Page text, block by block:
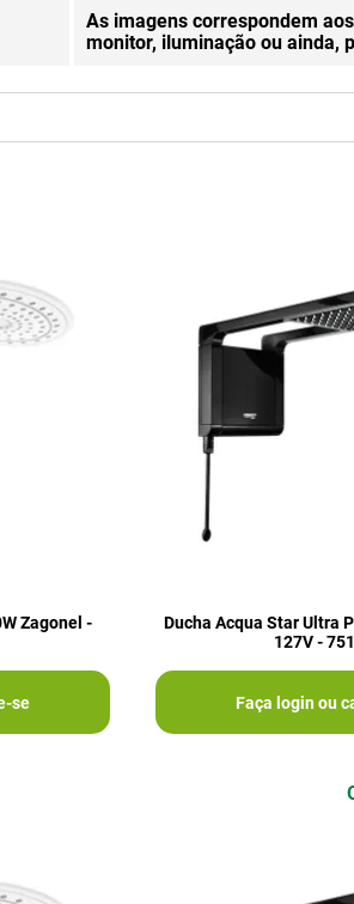
As imagens correspondem
monitor, iluminação ou ainda,
Zagonel -
se
Ducha Acqua Star Ultra
127V -
Faça login ou